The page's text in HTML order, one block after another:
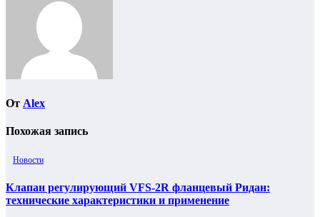
От Alex
Похожая запись
Новости
Клапан регулирующий VFS-2R фланцевый Ридан:
технические характеристики и применение